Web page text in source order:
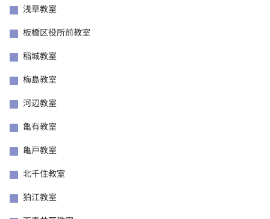
浅草教室
板橋区役所前教室
稲城教室
梅島教室
河辺教室
亀有教室
亀戸教室
北千住教室
狛江教室